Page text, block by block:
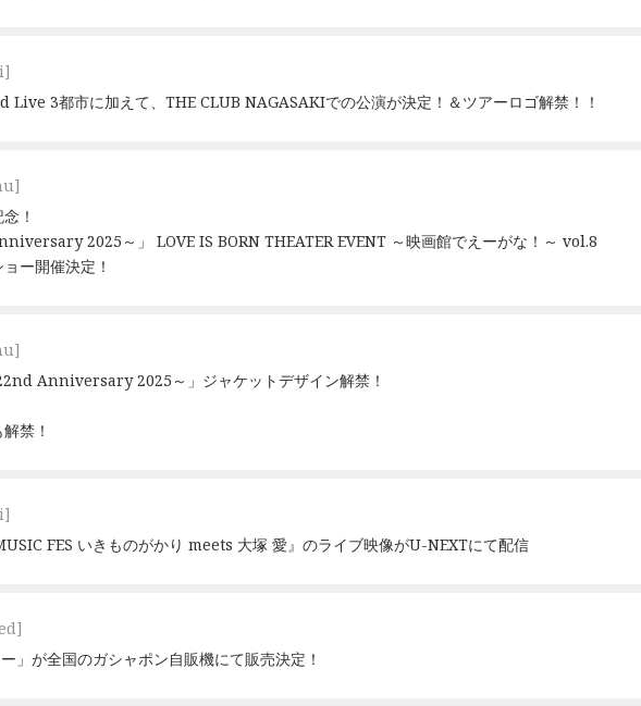
Live 3都市に加えて、THE CLUB NAGASAKIでの公演が決定！＆ツアーロゴ解禁！！
！
2025～」 LOVE IS BORN THEATER EVENT ～映画館でえーがな！～ vol.8
ー開催決定！
Anniversary 2025～」ジャケットデザイン解禁！
禁！
FES いきものがかり meets 大塚 愛』のライブ映像がU-NEXTにて配信
」が全国のガシャポン自販機にて販売決定！